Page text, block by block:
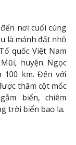
nơi cuối cùng
là mảnh đất nhô
quốc Việt Nam
huyện Ngọc
100 km. Đến với
thăm cột mốc
biển, chiêm
trời biển bao la.